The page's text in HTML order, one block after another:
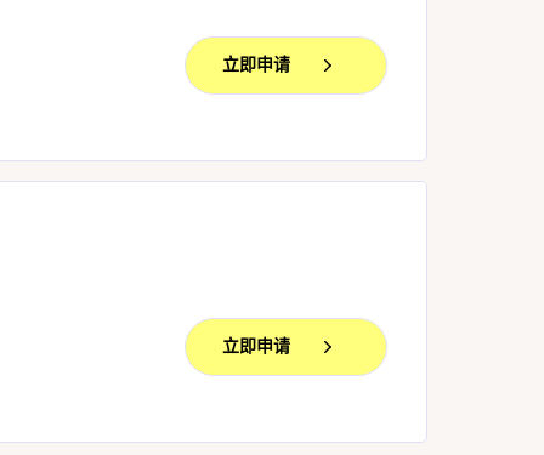
立即申请
立即申请